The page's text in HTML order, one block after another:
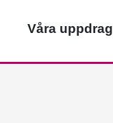
Våra uppdrag